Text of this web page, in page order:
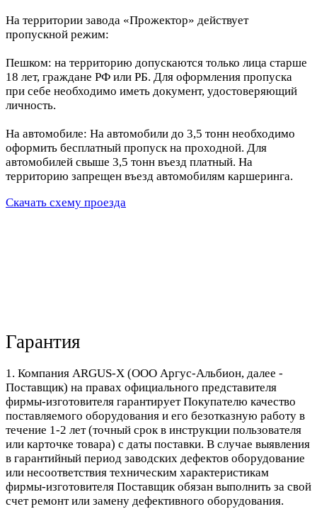
На территории завода «Прожектор» действует
пропускной режим:
Пешком: на территорию допускаются только лица старше
18 лет, граждане РФ или РБ. Для оформления пропуска
при себе необходимо иметь документ, удостоверяющий
личность.
На автомобиле: На автомобили до 3,5 тонн необходимо
оформить бесплатный пропуск на проходной. Для
автомобилей свыше 3,5 тонн въезд платный. На
территорию запрещен въезд автомобилям каршеринга.
Скачать схему проезда
Гарантия
1. Компания ARGUS-X (ООО Аргус-Альбион, далее -
Поставщик) на правах официального представителя
фирмы-изготовителя гарантирует Покупателю качество
поставляемого оборудования и его безотказную работу в
течение 1-2 лет (точный срок в инструкции пользователя
или карточке товара) с даты поставки. В случае выявления
в гарантийный период заводских дефектов оборудование
или несоответствия техническим характеристикам
фирмы-изготовителя Поставщик обязан выполнить за свой
счет ремонт или замену дефективного оборудования.